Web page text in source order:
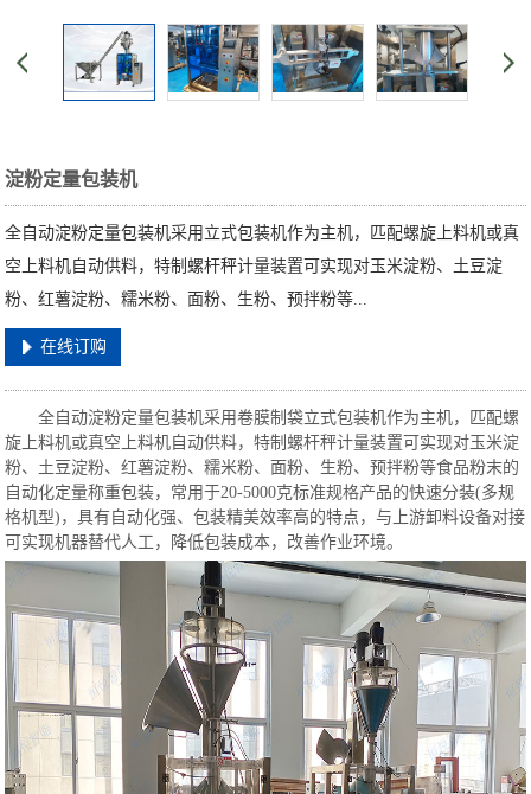
淀粉定量包装机
全自动淀粉定量包装机采用立式包装机作为主机，匹配螺旋上料机或真
空上料机自动供料，特制螺杆秤计量装置可实现对玉米淀粉、土豆淀
粉、红薯淀粉、糯米粉、面粉、生粉、预拌粉等...
在线订购
全自动淀粉定量包装机采用卷膜制袋立式包装机作为主机，匹配螺
旋上料机或真空上料机自动供料，特制螺杆秤计量装置可实现对玉米淀
粉、土豆淀粉、红薯淀粉、糯米粉、面粉、生粉、预拌粉等食品粉末的
自动化定量称重包装，常用于20-5000克标准规格产品的快速分装(多规
格机型) ，具有自动化强、包装精美效率高的特点，与上游卸料设备对接
可实现机器替代人工，降低包装成本，改善作业环境。